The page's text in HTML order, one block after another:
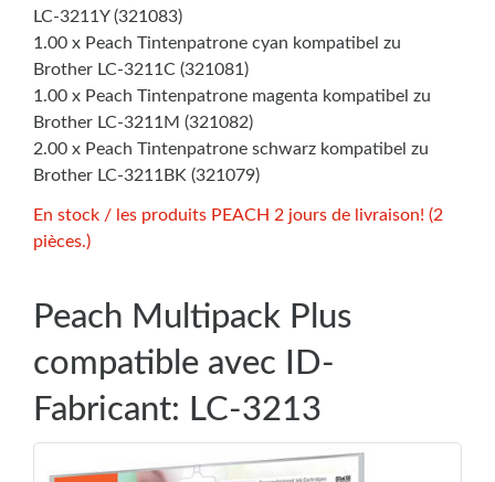
LC-3211Y (321083)
1.00 x Peach Tintenpatrone cyan kompatibel zu
Brother LC-3211C (321081)
1.00 x Peach Tintenpatrone magenta kompatibel zu
Brother LC-3211M (321082)
2.00 x Peach Tintenpatrone schwarz kompatibel zu
Brother LC-3211BK (321079)
En stock / les produits PEACH 2 jours de livraison! (2
pièces.)
Peach Multipack Plus
compatible avec ID-
Fabricant: LC-3213